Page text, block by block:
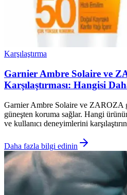
Karşılaştırma
Garnier Ambre Solaire ve
Karşılaştırması: Hangisi
Garnier Ambre Solaire ve ZAROZA
güneşten koruma sağlar. Hangi
ve kullanıcı deneyimlerini
Daha fazla bilgi edinin